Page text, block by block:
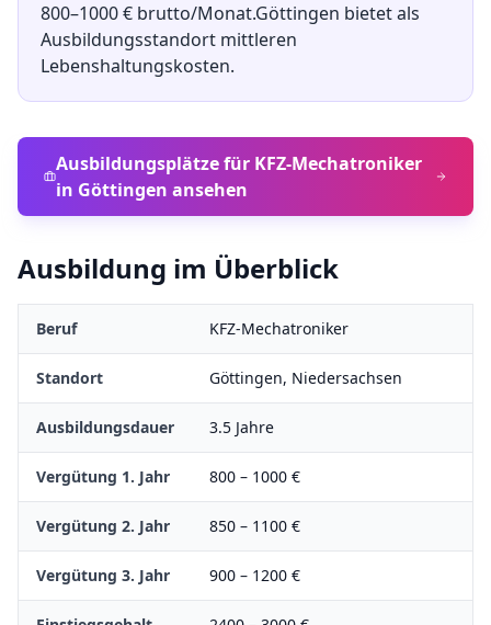
800–1000€ brutto/Monat.Göttingen bietet als
Ausbildungsstandort mittleren
Lebenshaltungskosten.
Ausbildungsplätze für KFZ-Mechatroniker
in Göttingen ansehen
Ausbildung im Überblick
Beruf KFZ-Mechatroniker
Standort Göttingen, Niedersachsen
Ausbildungsdauer 3.5 Jahre
Vergütung 1. Jahr 800 – 1000 €
Vergütung 2. Jahr 850 – 1100 €
Vergütung 3. Jahr 900 – 1200 €